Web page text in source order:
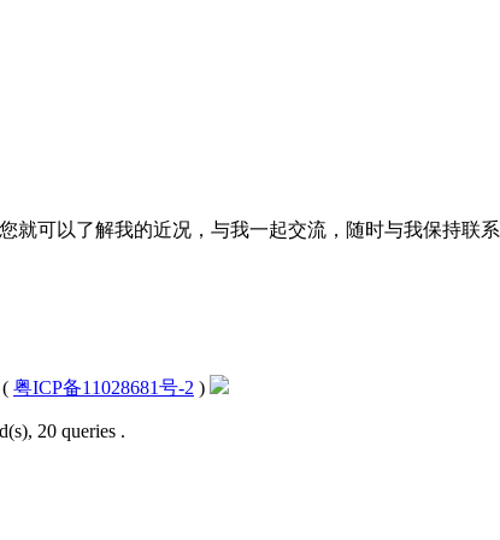
就可以了解我的近况，与我一起交流，随时与我保持联系
粤ICP备11028681号-2 )
20 queries .